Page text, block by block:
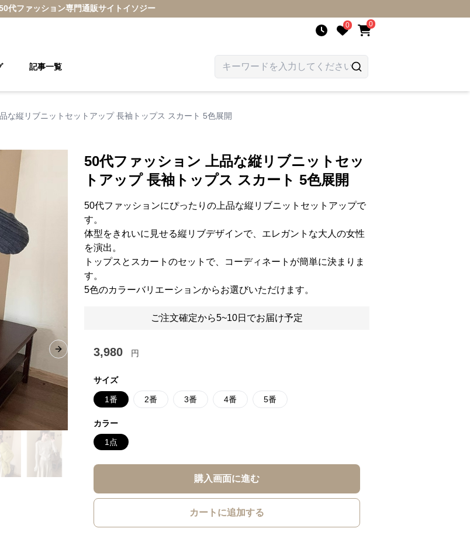
代ファッション専門通販サイト イソジー
0 0
記事一覧
な縦リブニットセットアップ 長袖トップス スカート 5色展開
Next slide
50代ファッション 上品な縦リブニットセッ
トアップ 長袖トップス スカート 5色展開
50代ファッションにぴったりの上品な縦リブニットセットアップで
す。
体型をきれいに見せる縦リブデザインで、エレガントな大人の女性
を演出。
トップスとスカートのセットで、コーディネートが簡単に決まりま
す。
5色のカラーバリエーションからお選びいただけます。
ご注文確定から5~10日でお届け予定
3,980 円
サイズ
1番 2番 3番 4番 5番
カラー
1点
購入画面に進む
カートに追加する